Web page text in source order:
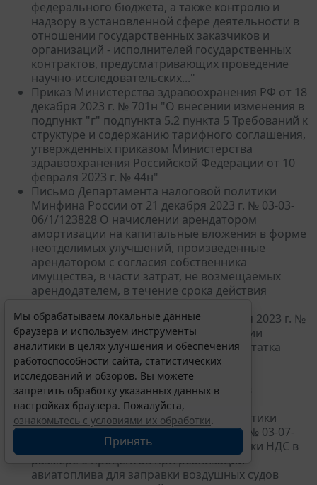
федерального бюджета, а также контролю и
надзору в установленной сфере деятельности в
отношении государственных заказчиков и
организаций - исполнителей государственных
контрактов, предусматривающих проведение
научно-исследовательских..."
Приказ Министерства здравоохранения РФ от 18
декабря 2023 г. № 701н "О внесении изменения в
подпункт "г" подпункта 5.2 пункта 5 Требований к
структуре и содержанию тарифного соглашения,
утвержденных приказом Министерства
здравоохранения Российской Федерации от 10
февраля 2023 г. № 44н"
Письмо Департамента налоговой политики
Минфина России от 21 декабря 2023 г. № 03-03-
06/1/123828 О начислении арендатором
амортизации на капитальные вложения в форме
неотделимых улучшений, произведенные
арендатором с согласия собственника
имущества, в части затрат, не возмещаемых
арендодателем, в течение срока действия
Письмо Минфина России от 21 декабря 2023 г. №
02-11-10/123895 О досрочном погашении
бюджетного кредита на пополнение остатка
средств на едином счете бюджета,
предоставленного субъекту РФ и
предоставлении бюджетного кредита в
очередном финансовом году
Письмо Департамента налоговой политики
Минфина России от 21 декабря 2023 г. № 03-07-
08/123865 О праве на применение ставки НДС в
размере 0 процентов при реализации
авиатоплива для заправки воздушных судов
Мы обрабатываем локальные данные
браузера и используем инструменты
аналитики в целях улучшения и обеспечения
работоспособности сайта, статистических
исследований и обзоров. Вы можете
запретить обработку указанных данных в
настройках браузера. Пожалуйста,
ознакомьтесь с условиями их обработки.
Принять